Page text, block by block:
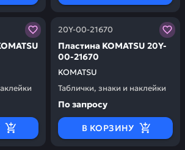
у нас, вы получаете гарантию
20Y-00-21670
KOMATSU
Пластина KOMATSU 20Y-
00-21670
Таблички, знаки и наклейки
Заказывая запчасти у
По запросу
В КОРЗИНУ